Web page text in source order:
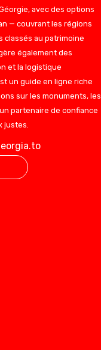
avec des options
— couvrant les régions
classés au patrimoine
également des
et la logistique
un guide en ligne riche
sur les monuments, les
partenaire de confiance
justes.